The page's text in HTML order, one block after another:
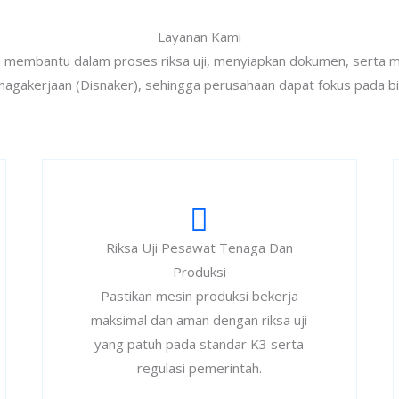
Layanan Kami
dalam proses riksa uji, menyiapkan dokumen,
(Disnaker), sehingga perusahaan dapat fokus pada
Riksa Uji Pesawat Tenaga Dan
Produksi
Pastikan mesin produksi bekerja
maksimal dan aman dengan riksa uji
yang patuh pada standar K3 serta
regulasi pemerintah.